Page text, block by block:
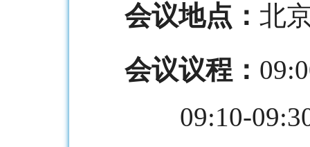
会议地点： 北
会议议程：
09:10-